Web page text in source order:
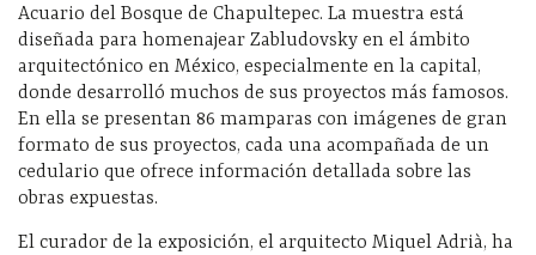
Acuario del Bosque de Chapultepec. La muestra está
diseñada para homenajear Zabludovsky en el ámbito
arquitectónico en México, especialmente en la capital,
donde desarrolló muchos de sus proyectos más famosos.
En ella se presentan 86 mamparas con imágenes de gran
formato de sus proyectos, cada una acompañada de un
cedulario que ofrece información detallada sobre las
obras expuestas.
El curador de la exposición, el arquitecto Miquel Adrià, ha